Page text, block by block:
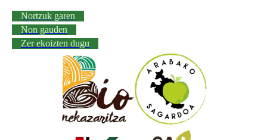
Nortzuk garen
Non gauden
Zer ekoizten dugu